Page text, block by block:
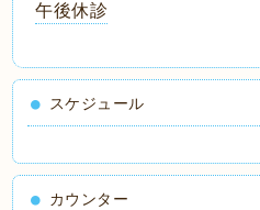
午後休診
スケジュール
カウンター